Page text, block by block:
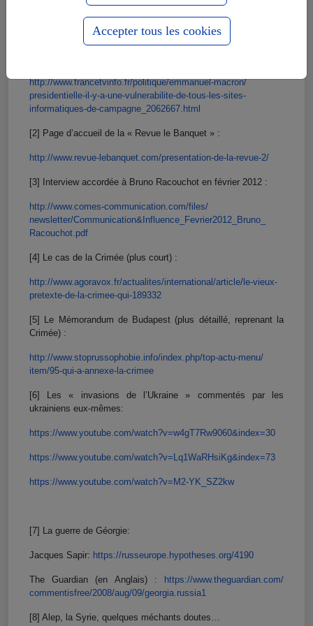
au sujet d’un candidat[13]…
Renvois aux liens :
http://www.francetvinfo.fr/politique/emmanuel-macron/
presidentielle-il-y-a-une-vulnerabilite-de-tous-les-sites-
informatiques-de-campagne_2062667.html
[2] Page d’accueil de la « Revue le Banquet » :
http://www.revue-lebanquet.com/presentation-de-la-revue-2/
[3] Interview accordée à Bruno Racouchot en février 2012 :
http://www.comes-communication.com/files/
newsletter/Communication& Influence_Fevrier2012_Bruno_
Racouchot.pdf
[4] Le cas de la Crimée (plus court) :
http://www.agoravox.fr/actualites/international/article/le-vieux-
pretexte-de- la-crimee-qui-189332
[5] Le Mémorandum de Budapest (plus détaillé, reprenant la
Crimée) :
http://www.stoprussophobie.info/index.php/top-actu-menu/
item/95-qui-a-annexe-la-crimee
[6] Les « invasions de l’Ukraine » commentés par les
ukrainiens eux-mêmes:
https://www.youtube.com/watch?v=w4gT7Rw9060&index=30
https://www.youtube.com/watch?v=Lq1WaRHsiKg&index=73
https://www.youtube.com/watch?v=M2-YK_SZ2kw
[7] La guerre de Géorgie:
Jacques Sapir: https://russeurope.hypotheses.org/4190
The Guardian (en Anglais) :
https://www.theguardian.com/
commentisfree/2008/aug/09/georgia.russia1
[8] Alep, la Syrie, quelques méchants doutes…
Accepter tous les cookies